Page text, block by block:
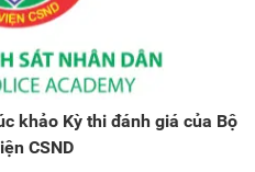
khảo Kỳ thi đánh giá của Bộ
CSND